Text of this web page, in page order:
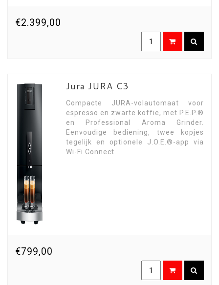
€2.399,00
Jura JURA C3
Compacte JURA-volautomaat voor
espresso en zwarte koffie, met P.E.P.®
en Professional Aroma Grinder.
Eenvoudige bediening, twee kopjes
tegelijk en optionele J.O.E.®-app via
Wi-Fi Connect.
€799,00